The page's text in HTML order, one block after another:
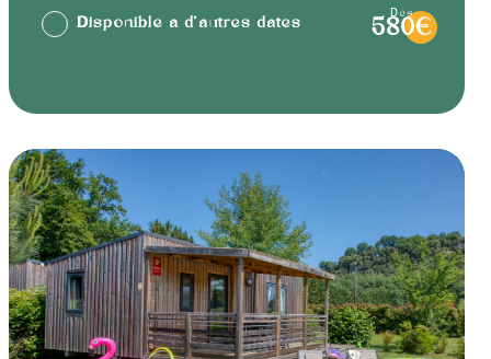
Disponible à d'autres dates
dès
580€